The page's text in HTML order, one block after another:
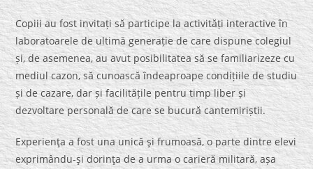
Copiii au fost invitați să participe la activități interactive în
laboratoarele de ultimă generație de care dispune colegiul
și, de asemenea, au avut posibilitatea să se familiarizeze cu
mediul cazon, să cunoască îndeaproape condițiile de studiu
și de cazare, dar și facilitățile pentru timp liber și
dezvoltare personală de care se bucură cantemiriștii.
Experienţa a fost una unică şi frumoasă, o parte dintre elevi
exprimându-şi dorinţa de a urma o carieră militară, așa